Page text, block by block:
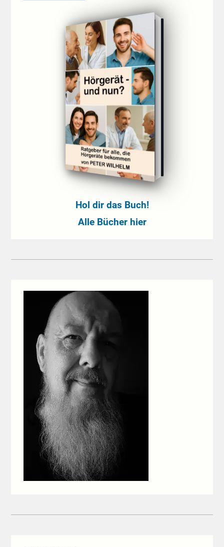
Hol dir das Buch!
Alle Bücher hier